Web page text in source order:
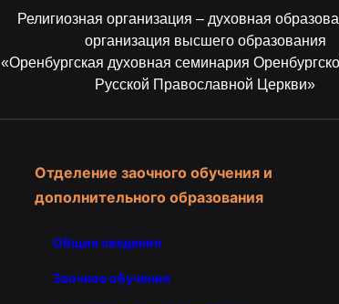
Религиозная организация – духовная
организация высшего образования
«Оренбургская духовная семинария
Русской Православной Церкви»
Отделение заочного обучения и
дополнительного образования
Общие сведения
Заочное обучение